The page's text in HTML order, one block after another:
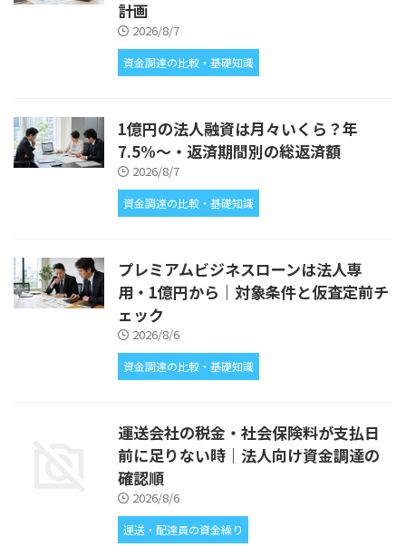
計画
2026/8/7
資金調達の比較・基礎知識
1億円の法人融資は月々いくら？年
7.5%〜・返済期間別の総返済額
2026/8/7
資金調達の比較・基礎知識
プレミアムビジネスローンは法人専
用・1億円から｜対象条件と仮査定前チ
ェック
2026/8/6
資金調達の比較・基礎知識
運送会社の税金・社会保険料が支払日
前に足りない時｜法人向け資金調達の
確認順
2026/8/6
運送・配達員の資金繰り